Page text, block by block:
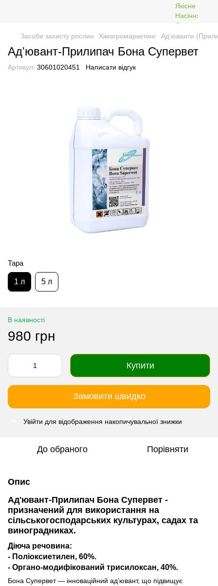
Засоби захисту рослин Хімагромаркетинг Ад’юванти
Ад'ювант-Прилипач Бона Супервет
Артикул: 30601020451 Написати відгук
Тара
1 л 5 л
В наявності
980 грн
Купити
Замовити швидко
Увійти для відображення накопичувальної знижки
До обраного Порівняти
Опис
Ад'ювант-Прилипач Бона Супервет -
призначений для використання на
сільськогосподарських культурах, садах та
виноградниках.
Діюча речовина:
- Поліоксиетилен, 60%.
- Органо-модифікований трисилоксан, 40%.
Бона Супервет — інноваційний ад’ювант, що підвищує